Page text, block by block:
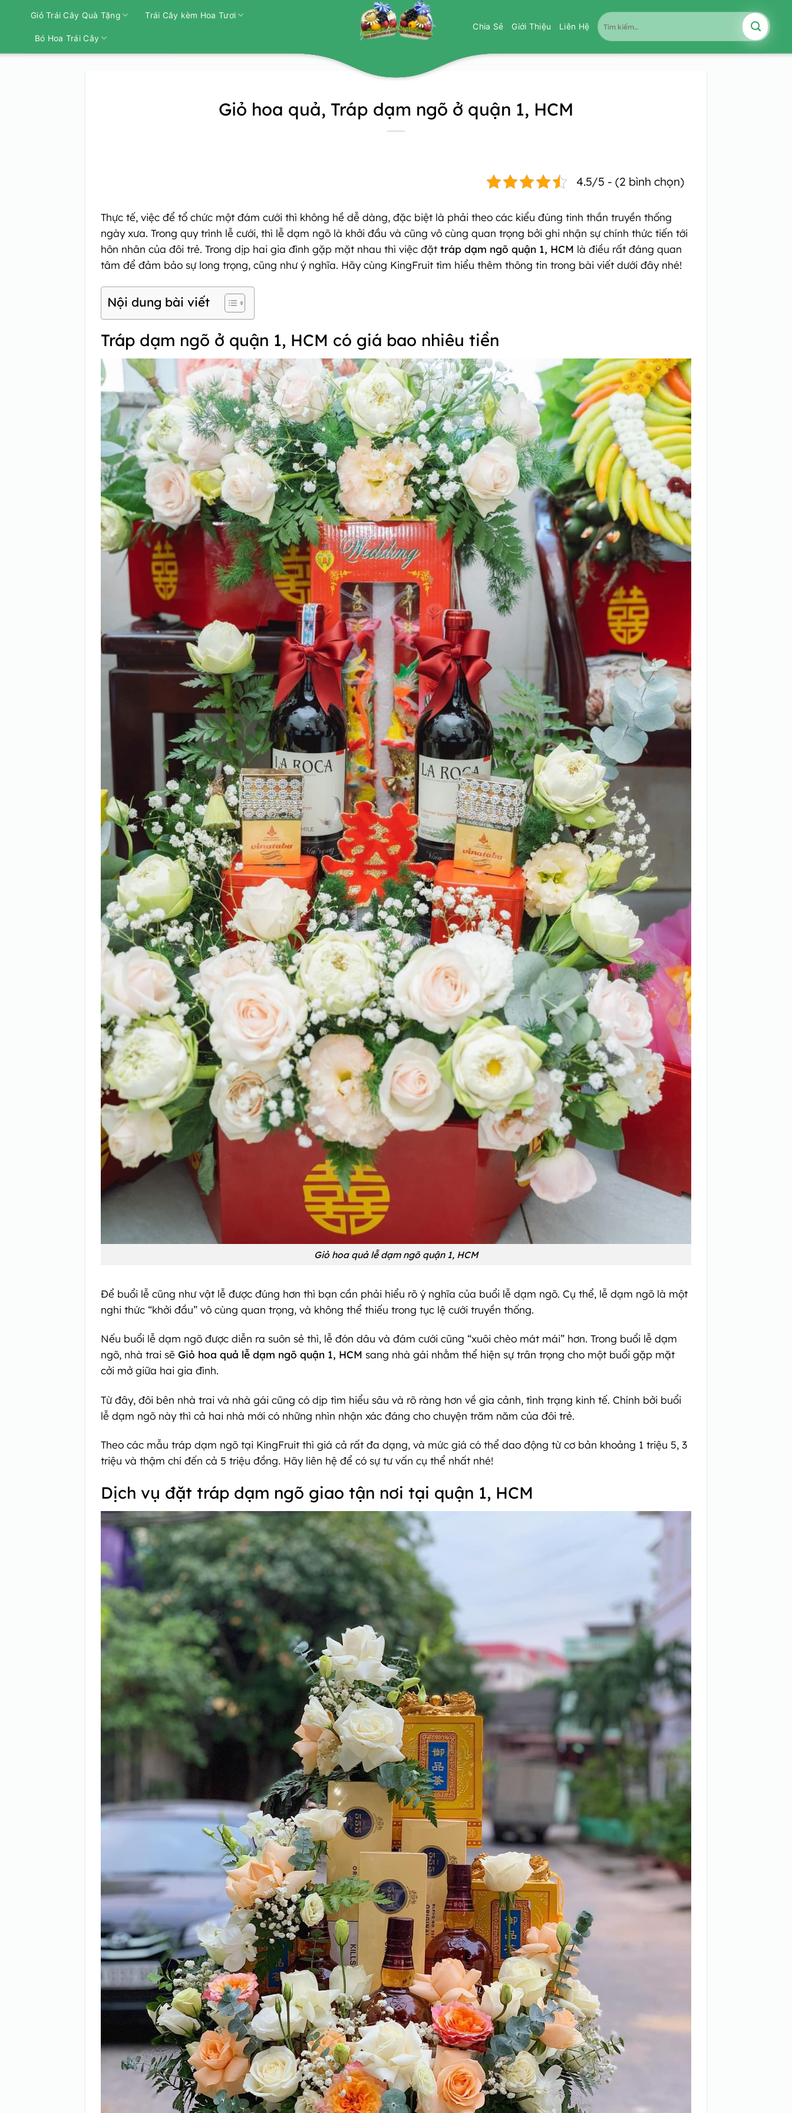
dung
Giỏ Trái Cây Quà Tặng Trái Cây kèm Hoa Tươi
Bó Hoa Trái Cây
Chia Sẻ Giới Thiệu Liên Hệ
Tìm
kiếm:
Giỏ hoa quả, Tráp dạm ngõ ở quận 1, HCM
4.5/5 - (2 bình chọn)
Thực tế, việc để tổ chức một đám cưới thì không hề dễ dàng, đặc biệt là phải theo các kiểu đúng tinh thần truyền thống
ngày xưa. Trong quy trình lễ cưới, thì lễ dạm ngõ là khởi đầu và cũng vô cùng quan trọng bởi ghi nhận sự chính thức tiến tới
hôn nhân của đôi trẻ. Trong dịp hai gia đình gặp mặt nhau thì việc đặttráp dạm ngõ quận 1, HCM là điều rất đáng quan
tâm để đảm bảo sự long trọng, cũng như ý nghĩa. Hãy cùng KingFruit tìm hiểu thêm thông tin trong bài viết dưới đây nhé!
Nội dung bài viết
Tráp dạm ngõ ở quận 1, HCM có giá bao nhiêu tiền
Giỏ hoa quả lễ dạm ngõ quận 1, HCM
Để buổi lễ cũng như vật lễ được đúng hơn thì bạn cần phải hiểu rõ ý nghĩa của buổi lễ dạm ngõ. Cụ thể, lễ dạm ngõ là một
nghi thức “khởi đầu” vô cùng quan trọng, và không thể thiếu trong tục lệ cưới truyền thống.
Nếu buổi lễ dạm ngõ được diễn ra suôn sẻ thì, lễ đón dâu và đám cưới cũng “xuôi chèo mát mái” hơn. Trong buổi lễ dạm
ngõ, nhà trai sẽGiỏ hoa quả lễ dạm ngõ quận 1, HCM sang nhà gái nhằm thể hiện sự trân trọng cho một buổi gặp mặt
cởi mở giữa hai gia đình.
Từ đây, đôi bên nhà trai và nhà gái cũng có dịp tìm hiểu sâu và rõ ràng hơn về gia cảnh, tình trạng kinh tế. Chính bởi buổi
lễ dạm ngõ này thì cả hai nhà mới có những nhìn nhận xác đáng cho chuyện trăm năm của đôi trẻ.
Theo các mẫu tráp dạm ngõ tại KingFruit thì giá cả rất đa dạng, và mức giá có thể dao động từ cơ bản khoảng 1 triệu 5, 3
triệu và thậm chí đến cả 5 triệu đồng. Hãy liên hệ để có sự tư vấn cụ thể nhất nhé!
Dịch vụ đặt tráp dạm ngõ giao tận nơi tại quận 1, HCM